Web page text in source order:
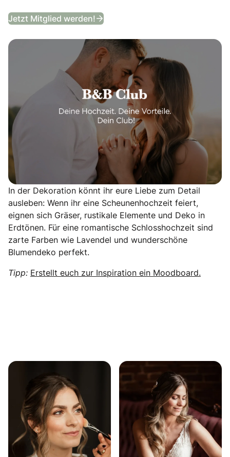
Jetzt Mitglied werden! B&B Club
In der Dekoration könnt ihr eure Liebe zum Detail
ausleben: Wenn ihr eine Scheunenhochzeit feiert,
eignen sich Gräser, rustikale Elemente und Deko in
Erdtönen. Für eine romantische Schlosshochzeit sind
zarte Farben wie Lavendel und wunderschöne
Blumendeko perfekt.
Tipp: Erstellt euch zur Inspiration ein Moodboard.